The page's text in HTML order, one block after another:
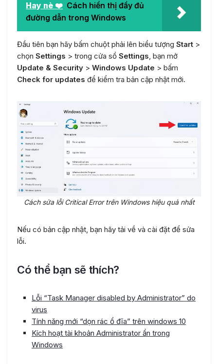
Hay nè ❤️ Cách hiển thị đầy đủ
đường dẫn trong Windows
Đầu tiên bạn hãy bấm chuột phải lên biểu tượng Start >
chọn Settings > trong cửa sổ Settings, bạn mở
Update & Security > Windows Update > bấm
Check for updates để kiểm tra bản cập nhật mới.
Cách sửa lỗi Critical Error trên Windows hiệu quả nhất
Nếu có bản cập nhật, bạn hãy tải về và cài đặt để sửa
lỗi.
Có thể bạn sẽ thích?
Lỗi “Task Manager disabled by Administrator” do
virus
Tính năng mới “dọn rác ổ đĩa” trên windows 10
Kích hoạt tài khoản Administrator ẩn trong
Windows